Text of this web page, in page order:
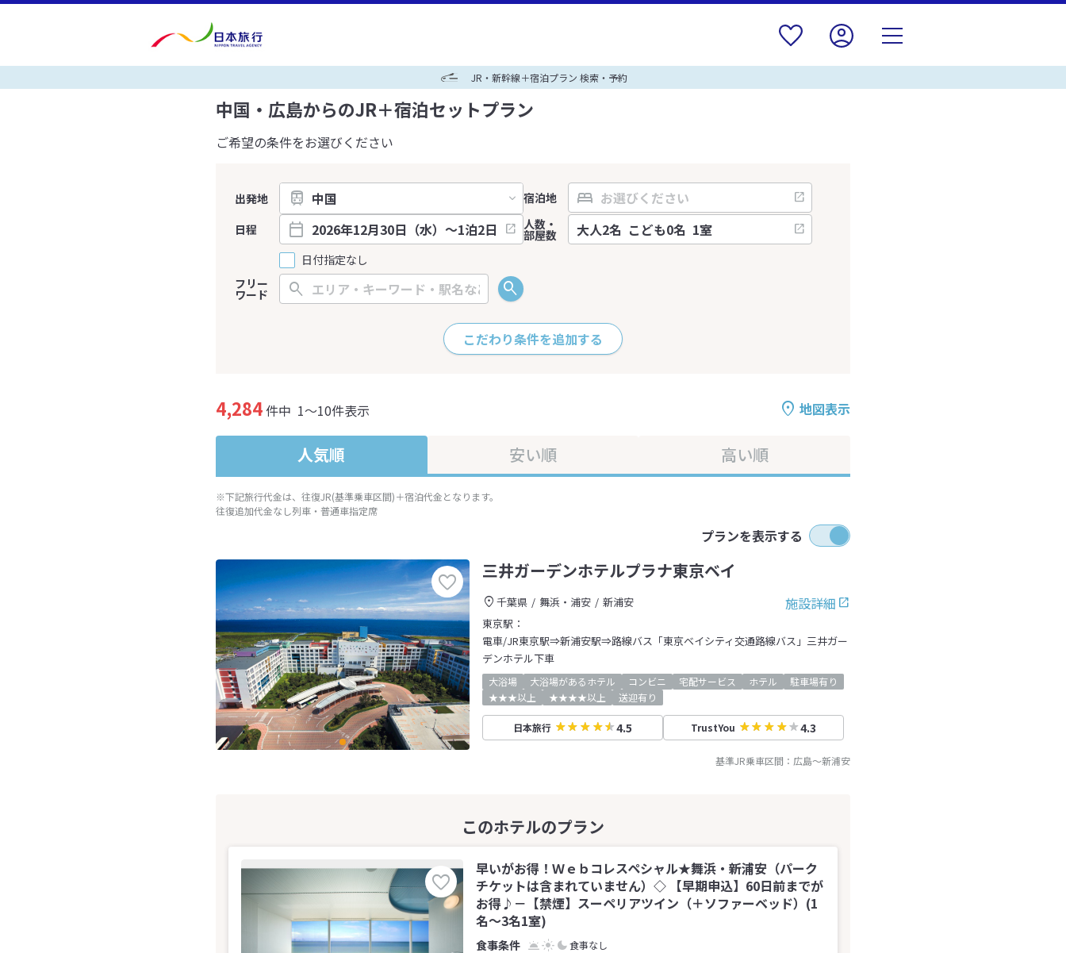
JR・新幹線＋宿泊プラン 検索・予約
中国・広島からのJR＋宿泊セットプラン
ご希望の条件をお選びください
出発地
宿泊地
日程
日付指定なし
人数・
部屋数
フリー
ワード
こだわり条件を追加する
地図表示
4,284件中 1～10件表示
人気順 安い順 高い順
※下記旅行代金は、往復JR(基準乗車区間)＋宿泊代金となります。
往復追加代金なし列車・普通車指定席
プランを表示する
三井ガーデンホテルプラナ東京ベイ
施設詳細
千葉県 舞浜・浦安
新浦安
東京駅：
電車/JR東京駅⇒新浦安駅⇒路線バス「東京ベイシティ交通路線バス」三井ガー
デンホテル下車
大浴場 大浴場があるホテル コンビニ 宅配サービス ホテル
駐車場有り
★★★以上
★★★★以上 送迎有り
日本旅行 4.5 TrustYou 4.3
基準JR乗車区間： 広島～新浦安
早いがお得！Ｗｅｂコレスペシャル★舞浜・新浦安（パーク
チケットは含まれていません）◇ 【早期申込】60日前までが
お得♪－【禁煙】スーペリアツイン（＋ソファーベッド）(1
名～3名1室)
食事なし